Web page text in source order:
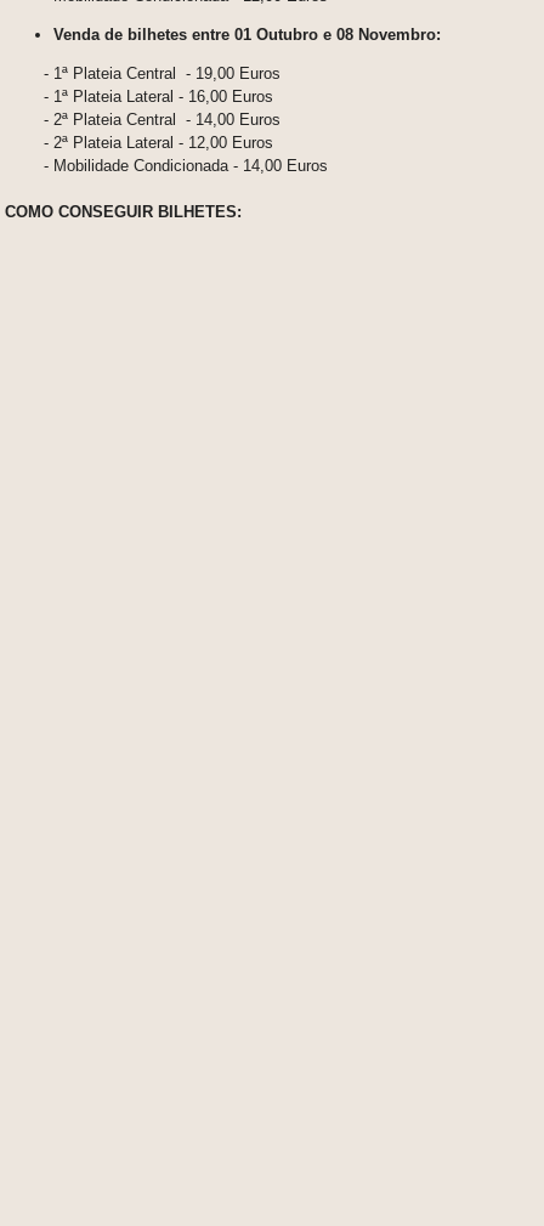
Venda de bilhetes entre 01 Outubro e 08 Novembro:
- 1ª Plateia Central - 19,00 Euros
- 1ª Plateia Lateral - 16,00 Euros
- 2ª Plateia Central - 14,00 Euros
- 2ª Plateia Lateral - 12,00 Euros
- Mobilidade Condicionada - 14,00 Euros
COMO CONSEGUIR BILHETES: